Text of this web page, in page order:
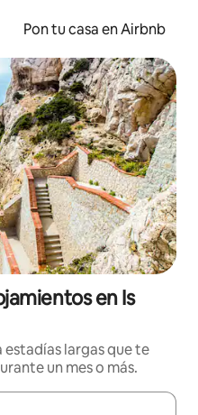
Pon tu casa en Airbnb
en Is
largas que te
un mes o más.